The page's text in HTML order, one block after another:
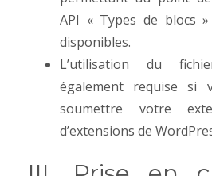
API « Types de blocs
disponibles.
L’utilisation du
également requise si
soumettre votre
d’extensions de